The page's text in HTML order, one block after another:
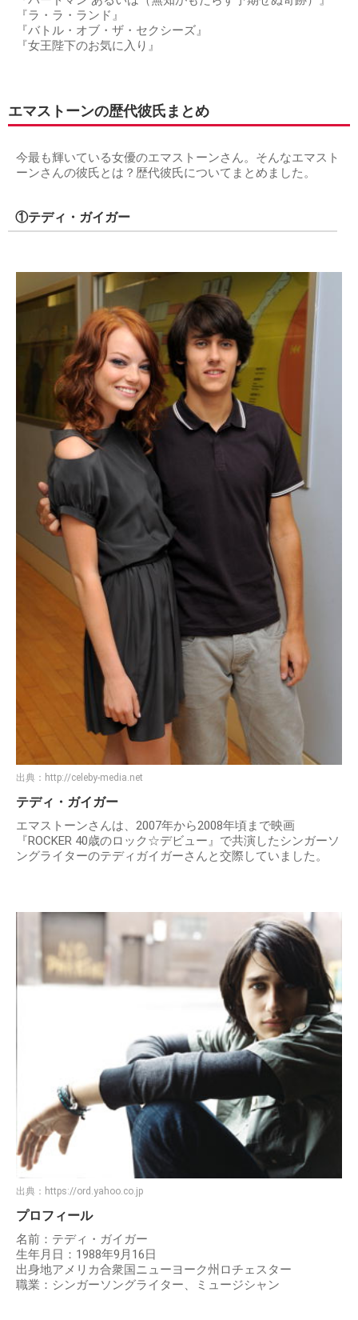
『ラ・ラ・ランド』
『バトル・オブ・ザ・セクシーズ』
『女王陛下のお気に入り』
エマストーンの歴代彼氏まとめ
今最も輝いている女優のエマストーンさん。そんなエマスト
ーンさんの彼氏とは？歴代彼氏についてまとめました。
①テディ・ガイガー
出典： http://celeby-media.net
テディ・ガイガー
エマストーンさんは、2007年から2008年頃まで映画
『ROCKER 40歳のロック☆デビュー』で共演したシンガーソ
ングライターのテディガイガーさんと交際していました。
出典： https://ord.yahoo.co.jp
プロフィール
名前：テディ・ガイガー
生年月日：1988年9月16日
出身地アメリカ合衆国ニューヨーク州ロチェスター
職業：シンガーソングライター、ミュージシャン